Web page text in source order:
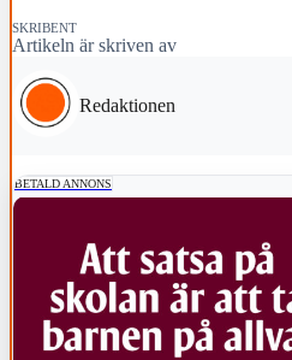
SKRIBENT
Artikeln är skriven av
Redaktionen
BETALD ANNONS